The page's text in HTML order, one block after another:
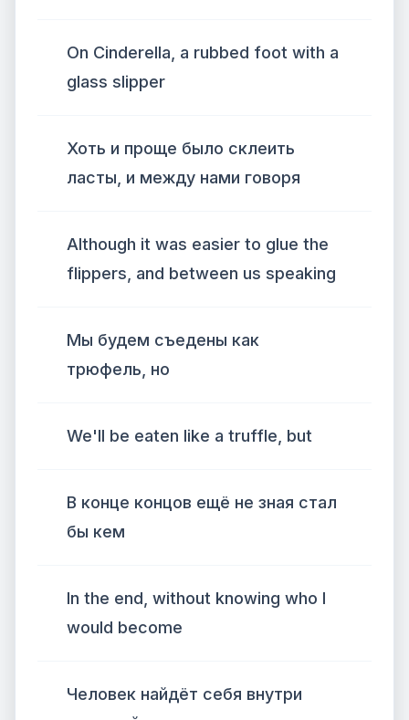
On Cinderella, a rubbed foot with a
glass slipper
Хоть и проще было склеить
ласты, и между нами говоря
Although it was easier to glue the
flippers, and between us speaking
Мы будем съедены как
трюфель, но
We'll be eaten like a truffle, but
В конце концов ещё не зная стал
бы кем
In the end, without knowing who I
would become
Человек найдёт себя внутри